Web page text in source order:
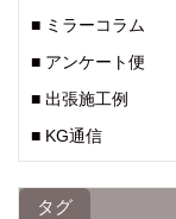
■ ミラーコラム
■ アンケート便
■ 出張施工例
■ KG通信
タグ